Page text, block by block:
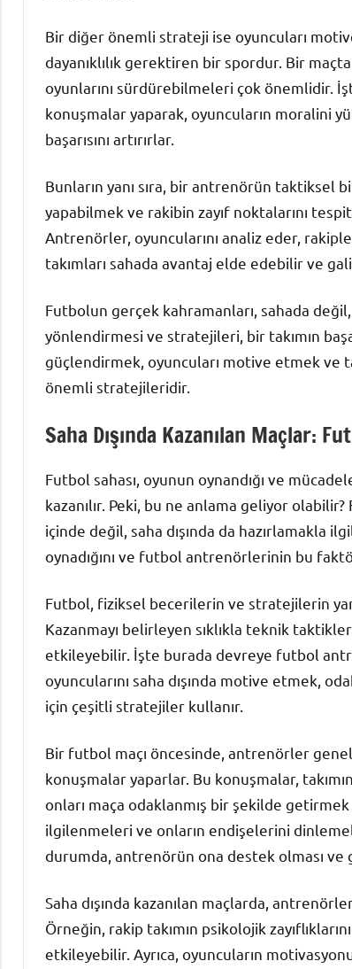
Bir diğer önemli strateji ise oyuncuları
dayanıklılık gerektiren bir spordur. Bir
oyunlarını sürdürebilmeleri çok önemlidir.
konuşmalar yaparak, oyuncuların moralini
başarısını artırırlar.
Bunların yanı sıra, bir antrenörün taktiksel
yapabilmek ve rakibin zayıf noktalarını
Antrenörler, oyuncularını analiz eder,
takımları sahada avantaj elde edebilir ve
Futbolun gerçek kahramanları, sahada
yönlendirmesi ve stratejileri, bir takımın
güçlendirmek, oyuncuları motive etmek ve
önemli stratejileridir.
Saha Dışında Kazanılan Maçlar:
Futbol sahası, oyunun oynandığı ve
kazanılır. Peki, bu ne anlama geliyor
içinde değil, saha dışında da hazırlamakla
oynadığını ve futbol antrenörlerinin bu
Futbol, fiziksel becerilerin ve stratejilerin
Kazanmayı belirleyen sıklıkla teknik
etkileyebilir. İşte burada devreye futbol
oyuncularını saha dışında motive etmek,
için çeşitli stratejiler kullanır.
Bir futbol maçı öncesinde, antrenörler
konuşmalar yaparlar. Bu konuşmalar,
onları maça odaklanmış bir şekilde
ilgilenmeleri ve onların endişelerini
durumda, antrenörün ona destek olması
Saha dışında kazanılan maçlarda,
Örneğin, rakip takımın psikolojik
etkileyebilir. Ayrıca, oyuncuların